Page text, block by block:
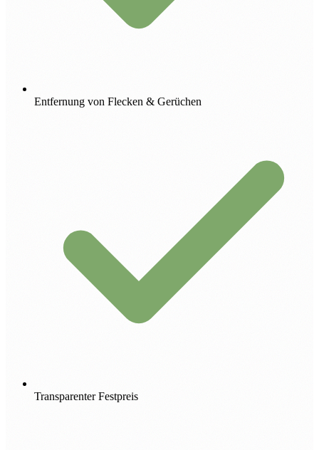
Entfernung von Flecken & Gerüchen
Transparenter Festpreis